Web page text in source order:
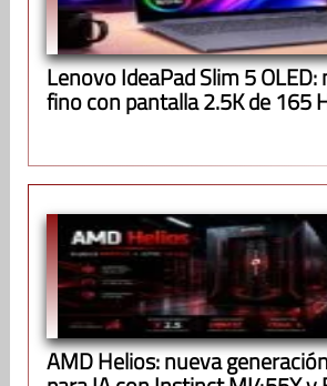
Lenovo IdeaPad Slim 5
fino con pantalla 2.5K de 165
AMD Helios: nueva